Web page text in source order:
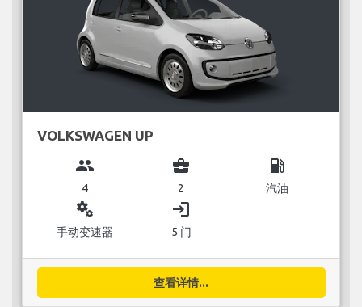
VOLKSWAGEN UP
group
4
business_center
2
local_gas_station
汽油
miscellaneous_services
手动变速器
login
5 门
查看详情...